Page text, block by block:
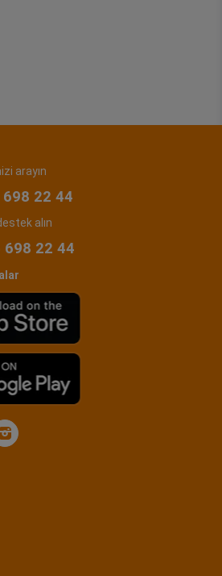
arayın
22 44
alın
698 22 44